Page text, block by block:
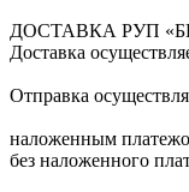
ДОСТАВКА РУП
Доставка
Отправка
наложенным
без наложенного